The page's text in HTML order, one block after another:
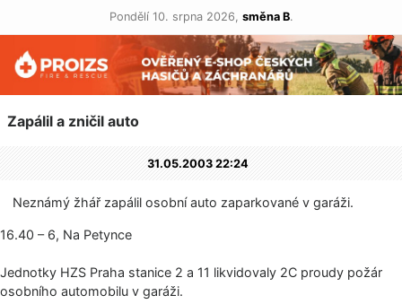
Pondělí 10. srpna 2026, směna B.
Zapálil a zničil auto
31.05.2003 22:24
Neznámý žhář zapálil osobní auto zaparkované v garáži.
16.40 – 6, Na Petynce
Jednotky HZS Praha stanice 2 a 11 likvidovaly 2C proudy požár
osobního automobilu v garáži.